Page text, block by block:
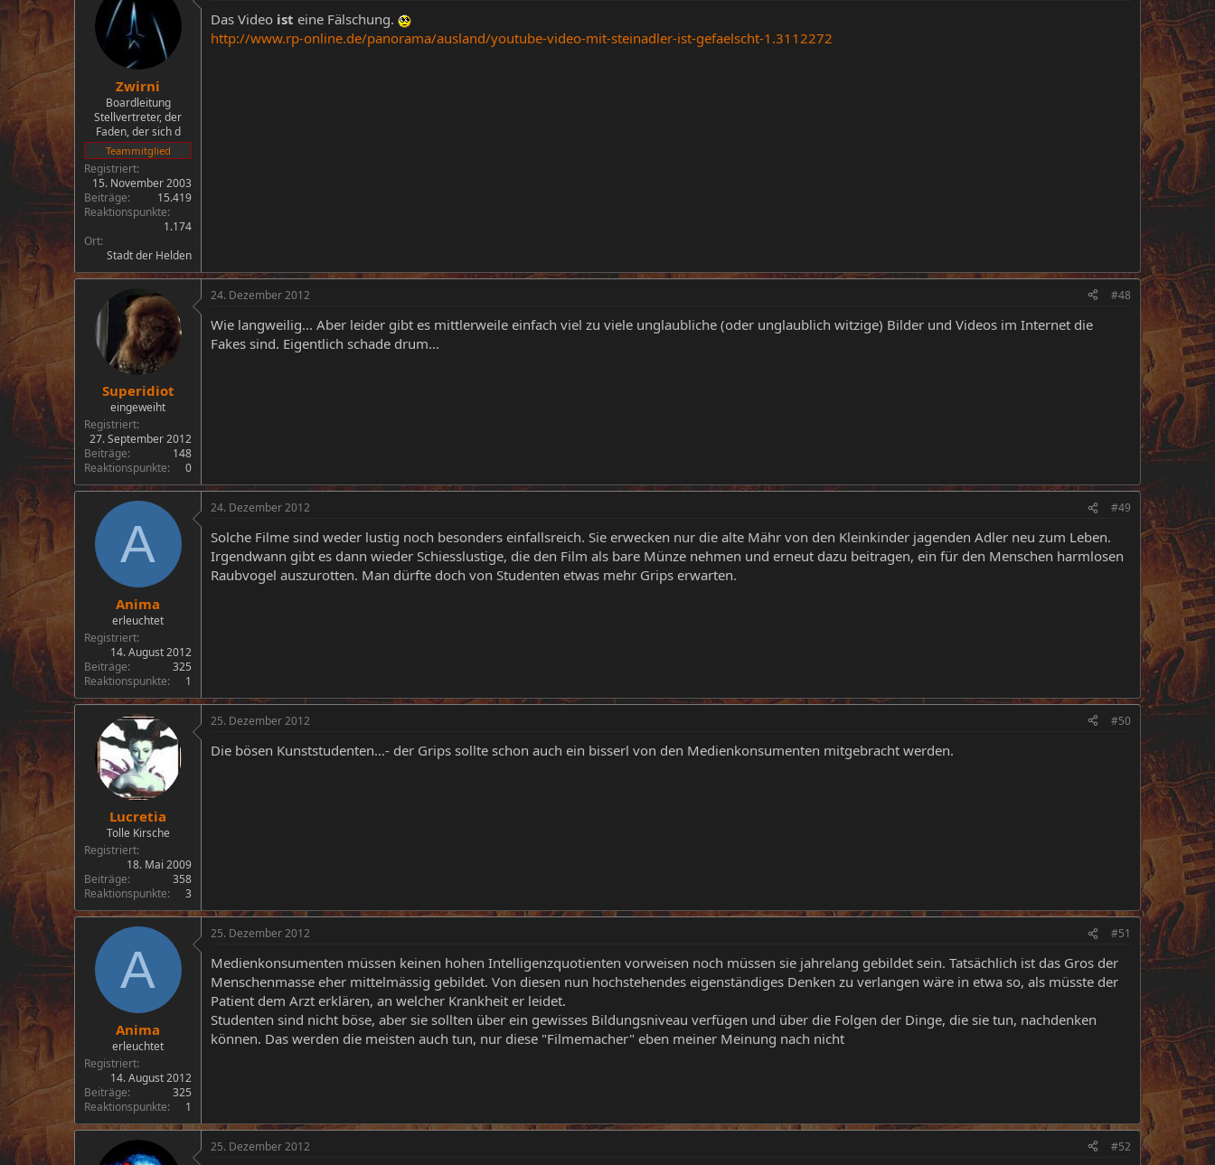
Zwirni
Boardleitung
Stellvertreter, der
Faden, der sich d
Teammitglied
Registriert
15. November 2003
Beiträge
15.419
Reaktionspunkte
1.174
Ort
Stadt der Helden
Das Video ist eine Fälschung.
http://www.rp-online.de/panorama/ausland/youtube-video-mit-steinadler-ist-gefaelscht-1.3112272
Superidiot
eingeweiht
Registriert
27. September 2012
Beiträge
148
Reaktionspunkte
0
24. Dezember 2012 #48
Wie langweilig... Aber leider gibt es mittlerweile einfach viel zu viele unglaubliche (oder unglaublich witzige) Bilder und Videos im Internet die
Fakes sind. Eigentlich schade drum...
A
Anima
erleuchtet
Registriert
14. August 2012
Beiträge
325
Reaktionspunkte
1
24. Dezember 2012 #49
Solche Filme sind weder lustig noch besonders einfallsreich. Sie erwecken nur die alte Mähr von den Kleinkinder jagenden Adler neu zum Leben.
Irgendwann gibt es dann wieder Schiesslustige, die den Film als bare Münze nehmen und erneut dazu beitragen, ein für den Menschen harmlosen
Raubvogel auszurotten. Man dürfte doch von Studenten etwas mehr Grips erwarten.
Lucretia
Tolle Kirsche
Registriert
18. Mai 2009
Beiträge
358
Reaktionspunkte
3
25. Dezember 2012 #50
Die bösen Kunststudenten…- der Grips sollte schon auch ein bisserl von den Medienkonsumenten mitgebracht werden.
A
Anima
erleuchtet
Registriert
14. August 2012
Beiträge
325
Reaktionspunkte
1
25. Dezember 2012 #51
Medienkonsumenten müssen keinen hohen Intelligenzquotienten vorweisen noch müssen sie jahrelang gebildet sein. Tatsächlich ist das Gros der
Menschenmasse eher mittelmässig gebildet. Von diesen nun hochstehendes eigenständiges Denken zu verlangen wäre in etwa so, als müsste der
Patient dem Arzt erklären, an welcher Krankheit er leidet.
Studenten sind nicht böse, aber sie sollten über ein gewisses Bildungsniveau verfügen und über die Folgen der Dinge, die sie tun, nachdenken
können. Das werden die meisten auch tun, nur diese "Filmemacher" eben meiner Meinung nach nicht
25. Dezember 2012 #52